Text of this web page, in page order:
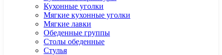
Кухонные уголки
Мягкие кухонные уголки
Мягкие лавки
Обеденные группы
Столы обеденные
Стулья